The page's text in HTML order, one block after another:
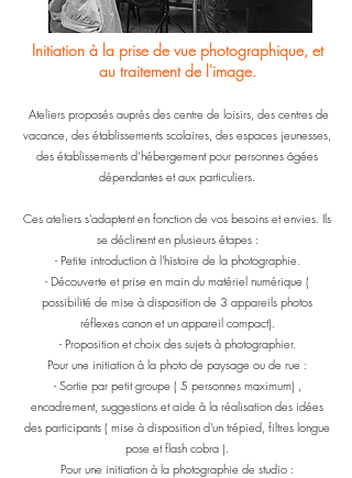
Initiation à la prise de vue photographique, et
au traitement de l'image.
Ateliers proposés auprès des centre de loisirs, des centres de
vacance, des établissements scolaires, des espaces jeunesses,
des établissements d’hébergement pour personnes âgées
dépendantes et aux particuliers.
Ces ateliers s'adaptent en fonction de vos besoins et envies. Ils
se déclinent en plusieurs étapes :
- Petite introduction à l'histoire de la photographie.
- Découverte et prise en main du matériel numérique (
possibilité de mise à disposition de 3 appareils photos
réflexes canon et un appareil compact).
- Proposition et choix des sujets à photographier.
Pour une initiation à la photo de paysage ou de rue :
- Sortie par petit groupe ( 5 personnes maximum) ,
encadrement, suggestions et aide à la réalisation des idées
des participants ( mise à disposition d'un trépied, filtres longue
pose et flash cobra ).
Pour une initiation à la photographie de studio :